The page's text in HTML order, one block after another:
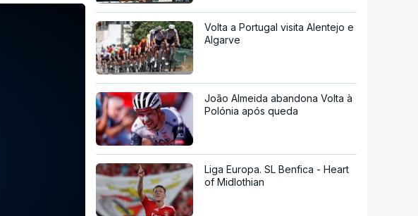
Volta a Portugal visita Alentejo e
Algarve
João Almeida abandona Volta à
Polónia após queda
Liga Europa. SL Benfica - Heart
of Midlothian